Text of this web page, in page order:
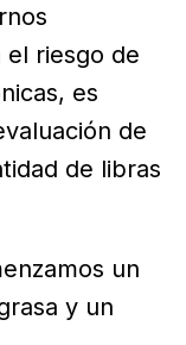
el riesgo de
es
de
de libras
un
y un